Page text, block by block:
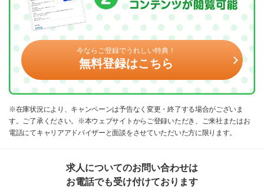
今ならご登録でうれしい特典！
無料登録はこちら
※在庫状況により、キャンペーンは予告なく変更・終了する場合がございま
す。ご了承ください。※本ウェブサイトからご登録いただき、ご来社またはお
電話にてキャリアアドバイザーと面談をさせていただいた方に限ります。
求人についてのお問い合わせは
お電話でも受け付けております